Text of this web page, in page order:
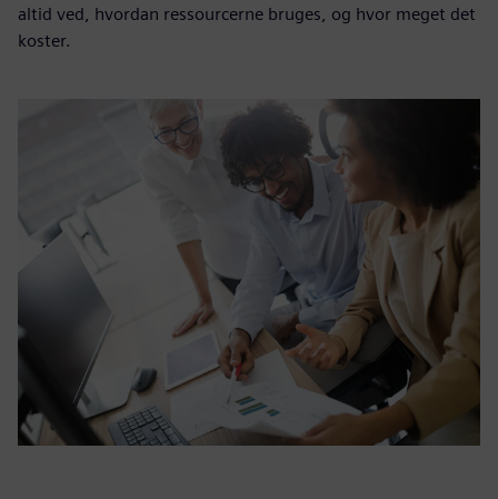
altid ved, hvordan ressourcerne bruges, og hvor meget det
koster.